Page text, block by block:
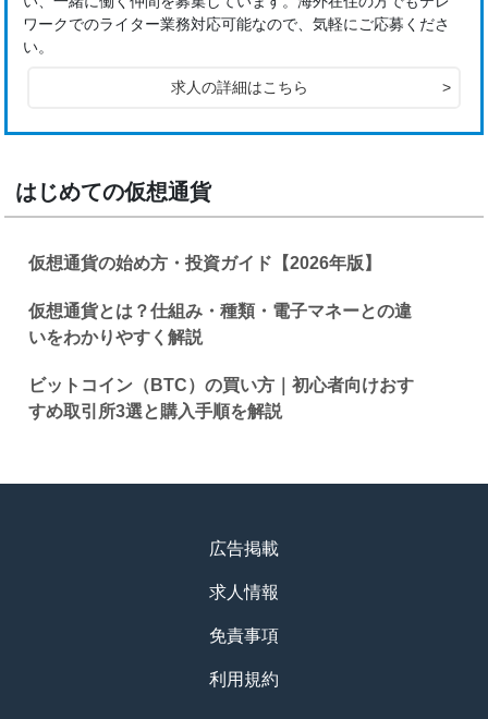
ワークでのライター業務対応可能なので、気軽にご応募くださ
い。
求人の詳細はこちら >
はじめての仮想通貨
仮想通貨の始め方・投資ガイド【2026年版】
仮想通貨とは？仕組み・種類・電子マネーとの違
いをわかりやすく解説
ビットコイン（BTC）の買い方｜初心者向けおす
すめ取引所3選と購入手順を解説
広告掲載
求人情報
免責事項
利用規約